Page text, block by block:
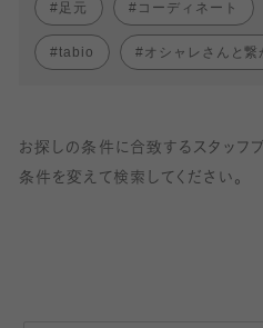
足元 コーディネート
tabio オシャレさんと繋
お探しの条件に合致するスタッフ
条件を変えて検索してください。